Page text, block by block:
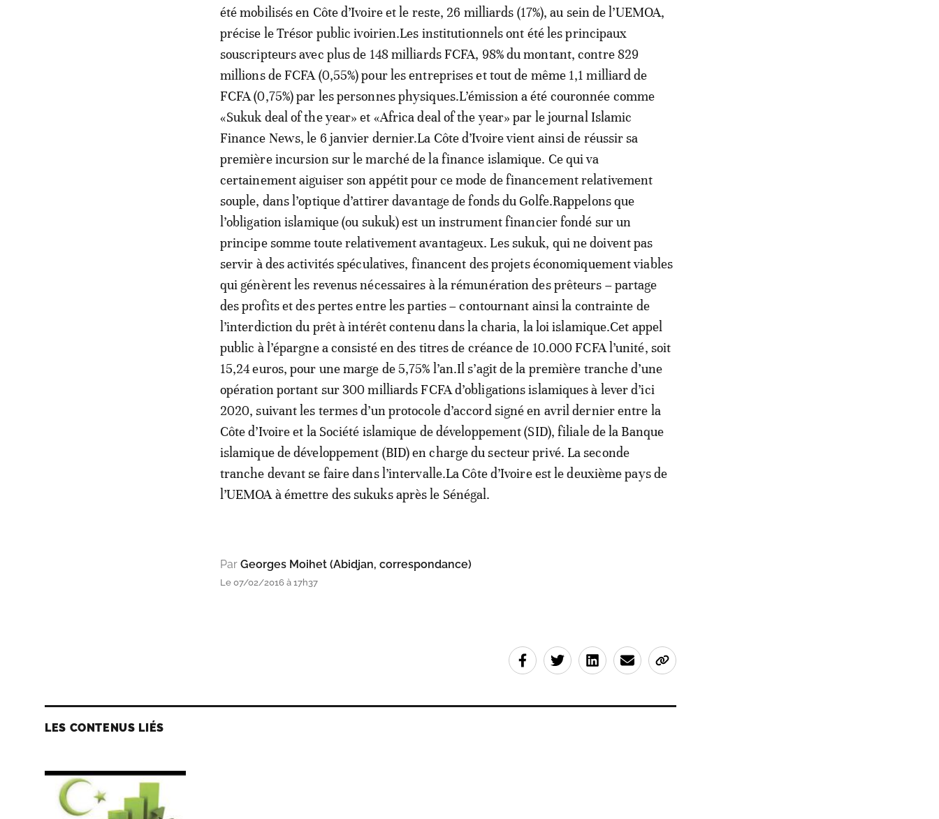
été mobilisés en Côte d’Ivoire et le reste, 26 milliards (17%), au sein de l’UEMOA,
précise le Trésor public ivoirien.Les institutionnels ont été les principaux
souscripteurs avec plus de 148 milliards FCFA, 98% du montant, contre 829
millions de FCFA (0,55%) pour les entreprises et tout de même 1,1 milliard de
FCFA (0,75%) par les personnes physiques.L’émission a été couronnée comme
«Sukuk deal of the year» et «Africa deal of the year» par le journal Islamic
Finance News, le 6 janvier dernier.La Côte d’Ivoire vient ainsi de réussir sa
première incursion sur le marché de la finance islamique. Ce qui va
certainement aiguiser son appétit pour ce mode de financement relativement
souple, dans l’optique d’attirer davantage de fonds du Golfe.Rappelons que
l’obligation islamique (ou sukuk) est un instrument financier fondé sur un
principe somme toute relativement avantageux. Les sukuk, qui ne doivent pas
servir à des activités spéculatives, financent des projets économiquement viables
qui génèrent les revenus nécessaires à la rémunération des prêteurs – partage
des profits et des pertes entre les parties – contournant ainsi la contrainte de
l’interdiction du prêt à intérêt contenu dans la charia, la loi islamique.Cet appel
public à l’épargne a consisté en des titres de créance de 10.000 FCFA l’unité, soit
15,24 euros, pour une marge de 5,75% l’an.Il s’agit de la première tranche d’une
opération portant sur 300 milliards FCFA d’obligations islamiques à lever d’ici
2020, suivant les termes d’un protocole d’accord signé en avril dernier entre la
Côte d’Ivoire et la Société islamique de développement (SID), filiale de la Banque
islamique de développement (BID) en charge du secteur privé. La seconde
tranche devant se faire dans l’intervalle.La Côte d’Ivoire est le deuxième pays de
l’UEMOA à émettre des sukuks après le Sénégal.
Par Georges Moihet (Abidjan, correspondance)
Le 07/02/2016 à 17h37
LES CONTENUS LIÉS